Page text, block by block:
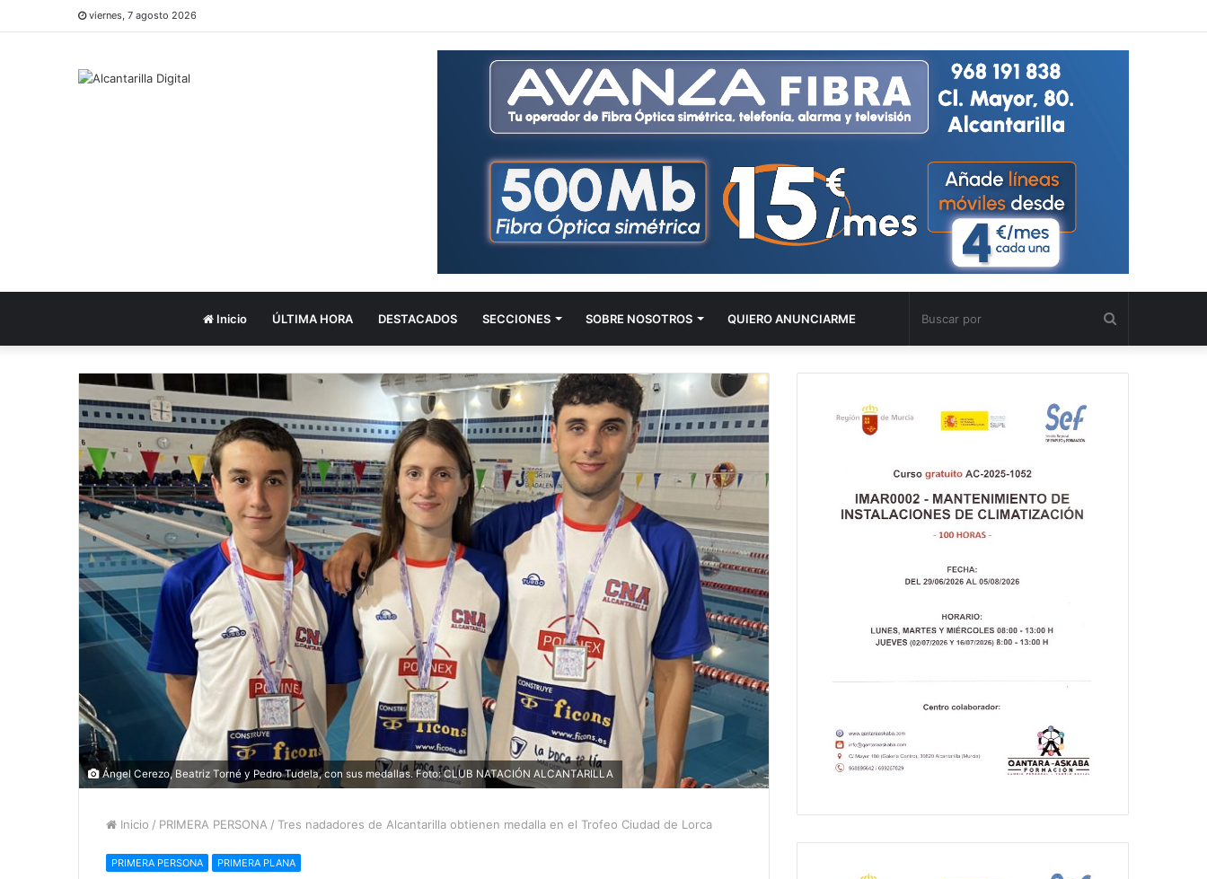
viernes, 7 agosto 2026
Inicio ÚLTIMA HORA DESTACADOS SECCIONES SOBRE NOSOTROS QUIERO ANUNCIARME
por
Ángel Cerezo, Beatriz Torné y Pedro Tudela, con sus medallas. Foto: CLUB NATACIÓN ALCANTARILLA
Inicio / PRIMERA PERSONA / Tres nadadores de Alcantarilla obtienen medalla en el Trofeo Ciudad de Lorca
PRIMERA PERSONA PRIMERA PLANA